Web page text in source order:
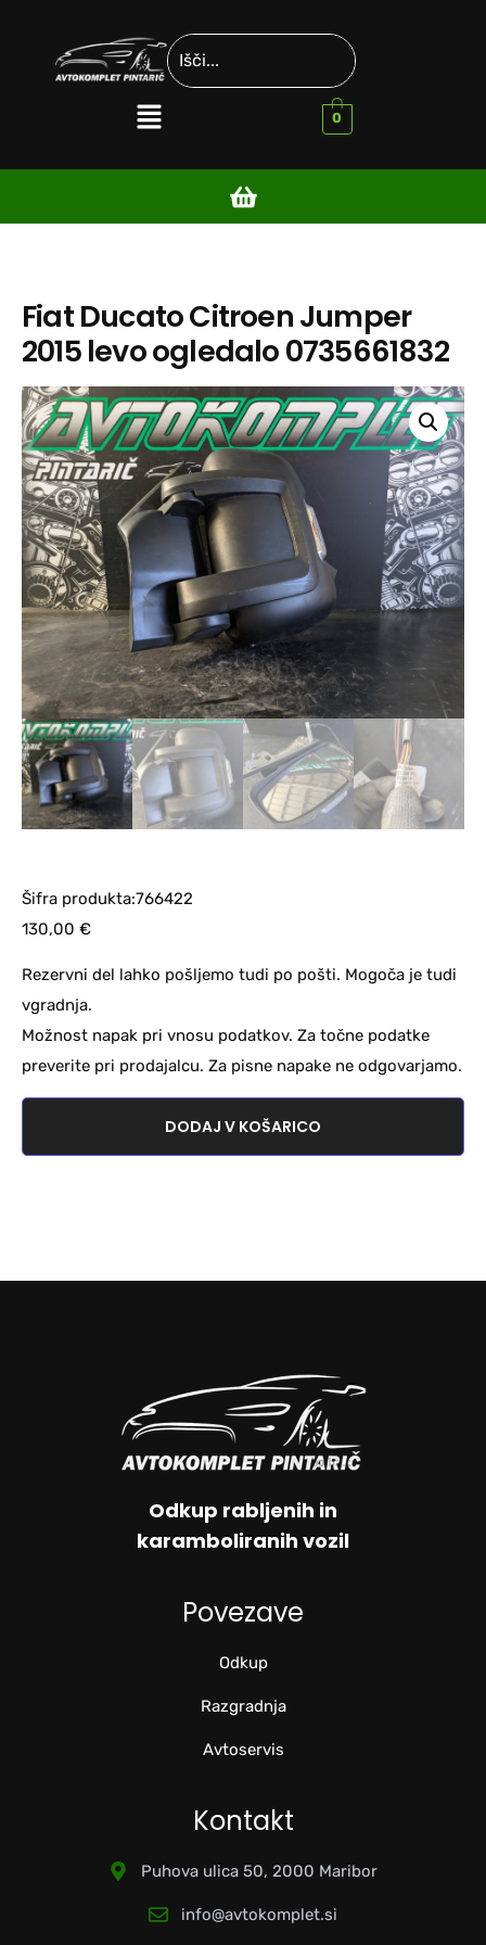
0
Fiat Ducato Citroen Jumper
2015 levo ogledalo 0735661832
Šifra produkta:766422
130,00 €
Rezervni del lahko pošljemo tudi po pošti. Mogoča je tudi
vgradnja.
Možnost napak pri vnosu podatkov. Za točne podatke
preverite pri prodajalcu. Za pisne napake ne odgovarjamo.
DODAJ V KOŠARICO
Odkup rabljenih in
karamboliranih vozil
Povezave
Odkup
Razgradnja
Avtoservis
Kontakt
Puhova ulica 50, 2000 Maribor
info@avtokomplet.si